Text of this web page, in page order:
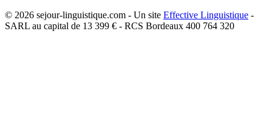
© 2026 sejour-linguistique.com - Un site Effective Linguistique -
SARL au capital de 13 399 € - RCS Bordeaux 400 764 320